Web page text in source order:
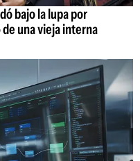
bajo la lupa por
una vieja interna